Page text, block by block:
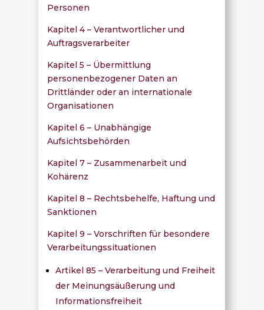
Personen
Kapitel 4 – Verantwortlicher und
Auftragsverarbeiter
Kapitel 5 – Übermittlung
personenbezogener Daten an
Drittländer oder an internationale
Organisationen
Kapitel 6 – Unabhängige
Aufsichtsbehörden
Kapitel 7 – Zusammenarbeit und
Kohärenz
Kapitel 8 – Rechtsbehelfe, Haftung und
Sanktionen
Kapitel 9 – Vorschriften für besondere
Verarbeitungssituationen
Artikel 85 – Verarbeitung und Freiheit
der Meinungsäußerung und
Informationsfreiheit